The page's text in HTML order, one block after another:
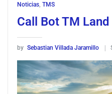
Noticias, TMS
Call Bot TM Land
by Sebastian Villada Jaramillo